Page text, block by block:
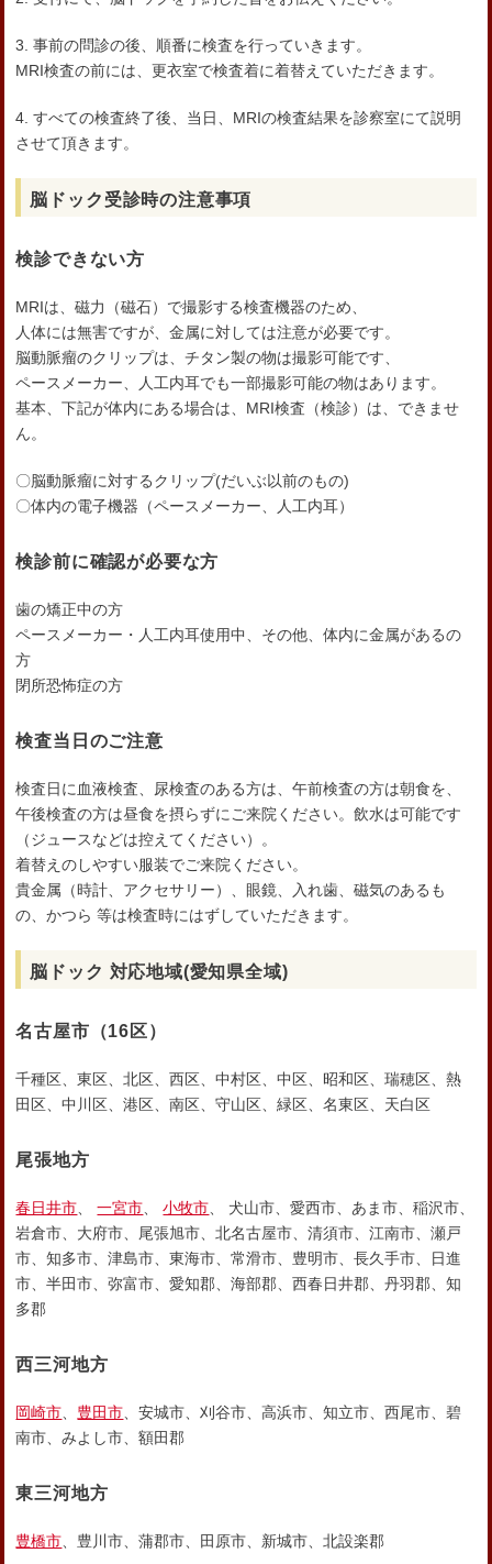
3. 事前の問診の後、順番に検査を行っていきます。
MRI検査の前には、更衣室で検査着に着替えていただきます。
4. すべての検査終了後、当日、MRIの検査結果を診察室にて説明
させて頂きます。
脳ドック受診時の注意事項
検診できない方
MRIは、磁力（磁石）で撮影する検査機器のため、
人体には無害ですが、金属に対しては注意が必要です。
脳動脈瘤のクリップは、チタン製の物は撮影可能です、
ペースメーカー、人工内耳でも一部撮影可能の物はあります。
基本、下記が体内にある場合は、MRI検査（検診）は、できませ
ん。
〇脳動脈瘤に対するクリップ(だいぶ以前のもの)
〇体内の電子機器（ペースメーカー、人工内耳）
検診前に確認が必要な方
歯の矯正中の方
ペースメーカー・人工内耳使用中、その他、体内に金属があるの
方
閉所恐怖症の方
検査当日のご注意
検査日に血液検査、尿検査のある方は、午前検査の方は朝食を、
午後検査の方は昼食を摂らずにご来院ください。飲水は可能です
（ジュースなどは控えてください）。
着替えのしやすい服装でご来院ください。
貴金属（時計、アクセサリー）、眼鏡、入れ歯、磁気のあるも
の、かつら 等は検査時にはずしていただきます。
脳ドック 対応地域(愛知県全域)
名古屋市 （16区）
千種区、東区、北区、西区、中村区、中区、昭和区、瑞穂区、熱
田区、中川区、港区、南区、守山区、緑区、名東区、天白区
尾張地方
春日井市 、一宮市 、小牧市 、 犬山市、愛西市、あま市、稲沢市、
岩倉市、大府市、尾張旭市、北名古屋市、清須市、江南市、瀬戸
市、知多市、津島市、東海市、常滑市、豊明市、長久手市、日進
市、半田市、弥富市、愛知郡、海部郡、西春日井郡、丹羽郡、知
多郡
西三河地方
岡崎市 豊田市 、安城市、刈谷市、高浜市、知立市、西尾市、碧
南市、みよし市、額田郡
東三河地方
豊橋市 、豊川市、蒲郡市、田原市、新城市、北設楽郡